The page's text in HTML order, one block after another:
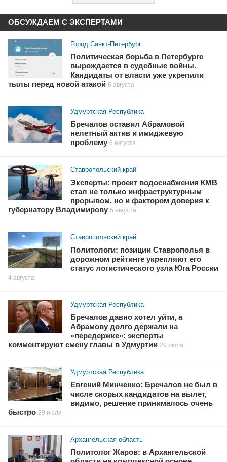
ОБСУЖДАЕМ С ЭКСПЕРТАМИ
Город Санкт-Петербург
Политическая борьба в Петербурге
вырождается в судебные войны.
Кандидаты от власти уже укрепили
тылы перед новой атакой 6 августа
Удмуртская Республика
Бречалов оставил Абрамовой
нелетный актив и имиджевую
проблему 6 августа
Ставропольский край
Эксперты: проект водоснабжения КМВ
стал не только инфраструктурным
прорывом, но и фактором доверия к
губернатору Владимирову 5 августа
Ставропольский край
Политологи: позиции Ставрополья в
дорожном рейтинге укрепляют его
статус логистического узла Юга России
4 августа
Удмуртская Республика
Бречалов давно хотел уйти, а
Абрамову долго держали на
«передержке»: эксперты
комментируют смену главы в Удмуртии 29 июля
Удмуртская Республика
Евгений Минченко: Бречалов не был в
числе скорых кандидатов на вылет,
видимо, решение принималось очень
быстро 29 июля
Архангельская область
Политолог Жаров: в Архангельской